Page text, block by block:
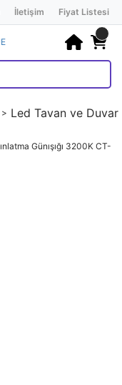
İletişim Fiyat Listesi
Led Tavan ve